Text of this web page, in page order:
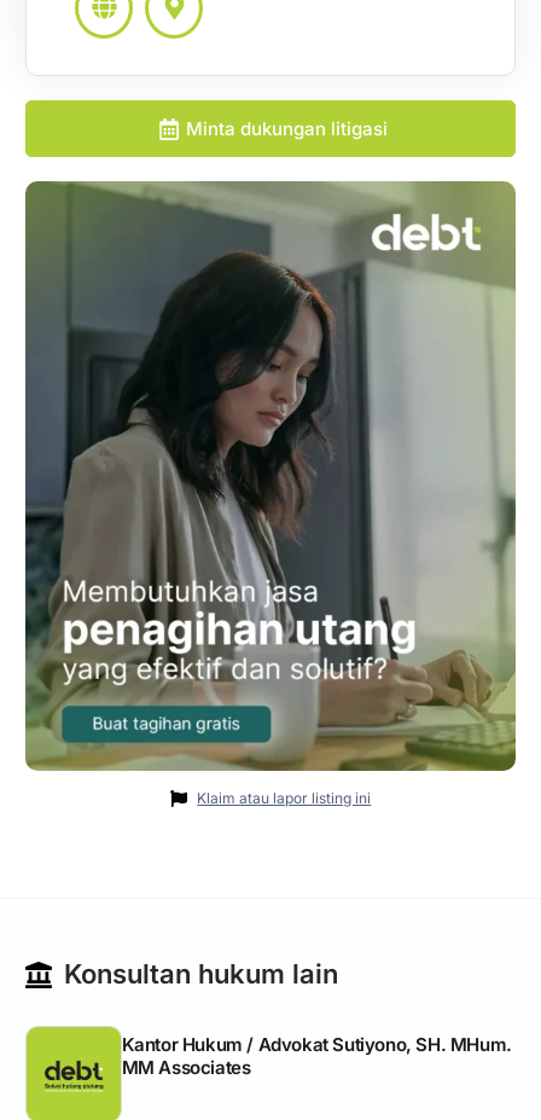
Minta dukungan litigasi
Klaim atau lapor listing ini
Konsultan hukum lain
Kantor Hukum / Advokat Sutiyono, SH. MHum.
MM Associates